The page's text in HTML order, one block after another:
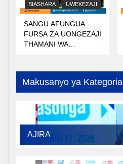
BIASHARA UWEKEZAJI
SANGU AFUNGUA
FURSA ZA UONGEZAJI
THAMANI WA
Makusanyo ya Kategoria
AJIRA